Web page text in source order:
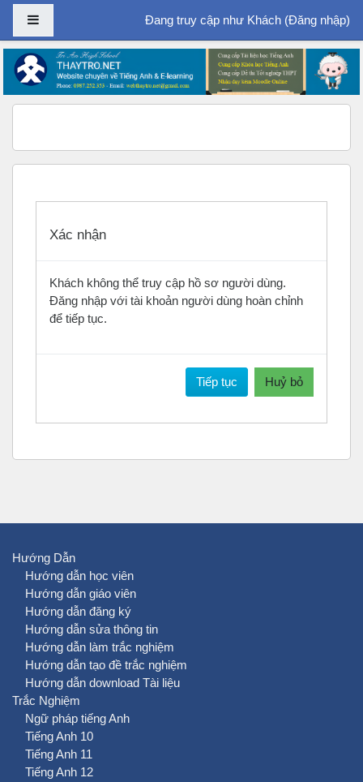
Chuyển tới nội dung chính
Bảng điều khiển cạnhĐang truy cập như Khách (Đăng nhập)
Xác nhận
Khách không thể truy cập hồ sơ người dùng.
Đăng nhập với tài khoản người dùng hoàn chỉnh
để tiếp tục.
Tiếp tục Huỷ bỏ
Hướng Dẫn
Hướng dẫn học viên
Hướng dẫn giáo viên
Hướng dẫn đăng ký
Hướng dẫn sửa thông tin
Hướng dẫn làm trắc nghiệm
Hướng dẫn tạo đề trắc nghiệm
Hướng dẫn download Tài liệu
Trắc Nghiệm
Ngữ pháp tiếng Anh
Tiếng Anh 10
Tiếng Anh 11
Tiếng Anh 12